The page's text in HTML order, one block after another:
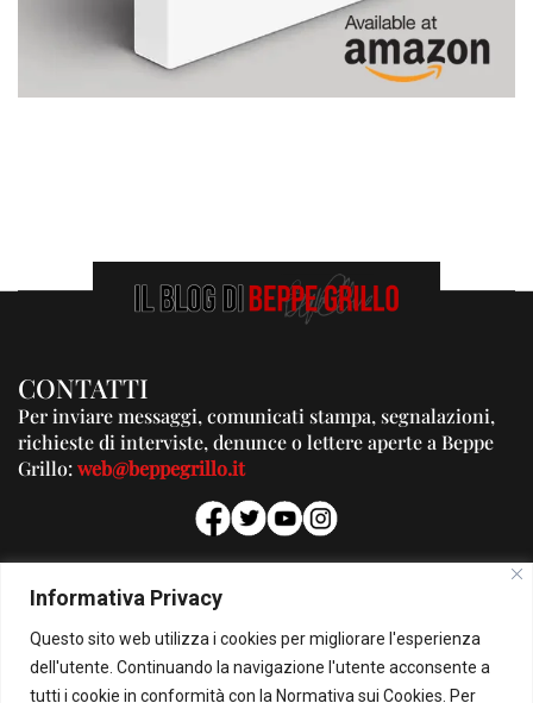
Informativa Privacy
Questo sito web utilizza i cookies per migliorare l'esperienza
dell'utente. Continuando la navigazione l'utente acconsente a
tutti i cookie in conformità con la Normativa sui Cookies. Per
CONTATTI
Per inviare messaggi, comunicati stampa, segnalazioni,
richieste di interviste, denunce o lettere aperte a Beppe
Grillo:web@beppegrillo.it
PUBBLICITA'
Per la tua pubblicità su questo Blog:
pubblicita@beppegrillo.it